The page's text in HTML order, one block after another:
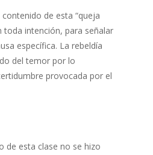
de esta “queja
toda intención, para señalar
específica. La rebeldía
del temor por lo
provocada por el
de esta clase no se hizo